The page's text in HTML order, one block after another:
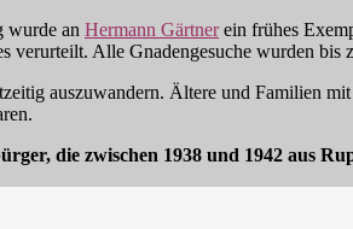
wurde an Hermann Gärtnerein frühes
verurteilt. Alle Gnadengesuche wurden bis
auszuwandern. Ältere und Familien
die zwischen 1938 und 1942 aus